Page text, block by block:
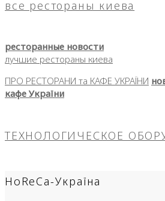
все рестораны киева
ресторанные новости
лучшие рестораны киева
ПРО РЕСТОРАНИ та КАФЕ УКРАЇНИ
кафе України
ТЕХНОЛОГИЧЕСКОЕ
HoReCa-Україна